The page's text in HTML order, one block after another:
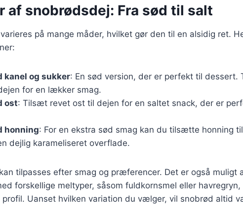
af snobrødsdej: Fra sød til salt
på mange måder, hvilket gør den til en alsidig ret.
kanel og sukker: En sød version, der er perfekt til dessert.
for en lækker smag.
ost: Tilsæt revet ost til dejen for en saltet snack, der er
honning: For en ekstra sød smag kan du tilsætte honning
dejlig karameliseret overflade.
tilpasses efter smag og præferencer. Det er også muligt
forskellige meltyper, såsom fuldkornsmel eller
profil. Uanset hvilken variation du vælger, vil snobrød altid